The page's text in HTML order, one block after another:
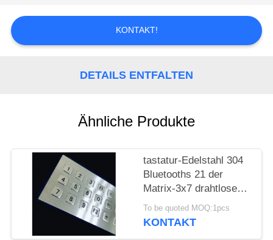
SIE
EIN
PRIVACY
POLICY
KONTAKT!
DETAILS ENTFALTEN
Ähnliche Produkte
tastatur-Edelstahl 304
Bluetooths 21 der
Matrix-3x7 drahtlose
Schlüssel
To be quoted MOQ:1pcs
KONTAKT